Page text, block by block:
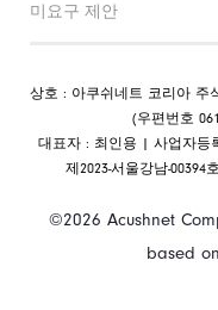
©2026 Acushnet
based
미요구 제안
상호 : 아쿠쉬네트 코리아 주
(우편번호
대표자 : 최인용 | 사업자등
제2023-서울강남-00394